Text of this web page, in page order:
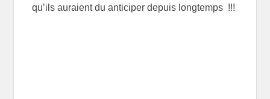
qu’ils auraient du anticiper depuis longtemps !!!